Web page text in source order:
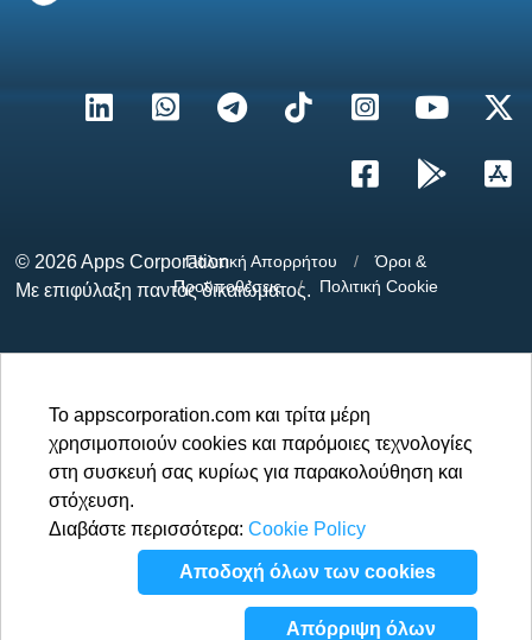
© 2026Apps Corporation
Με επιφύλαξη παντός δικαιώματος.
Πολιτική Απορρήτου /
Όροι &
Προϋποθέσεις
/ Πολιτική Cookie
Το appscorporation.com και τρίτα μέρη
χρησιμοποιούν cookies και παρόμοιες τεχνολογίες
στη συσκευή σας κυρίως για παρακολούθηση και
στόχευση.
Διαβάστε περισσότερα: Cookie Policy
Αποδοχή όλων των cookies
Απόρριψη όλων